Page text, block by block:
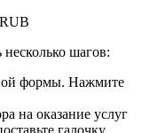
шагов:
формы. Нажмите
на оказание услуг
галочку